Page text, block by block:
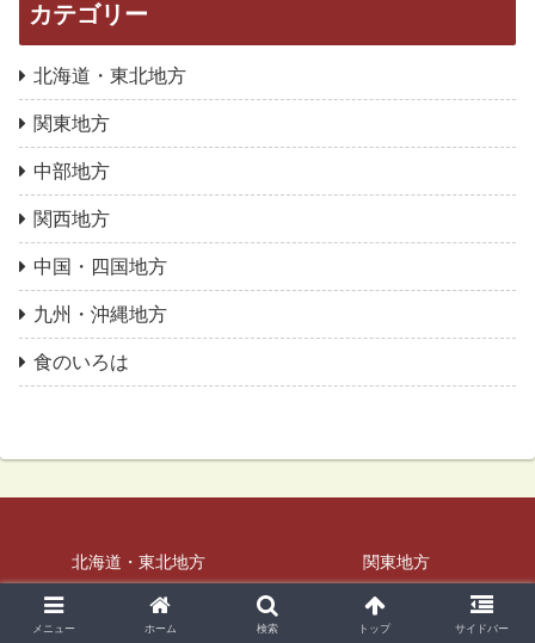
カテゴリー
北海道・東北地方
関東地方
中部地方
関西地方
中国・四国地方
九州・沖縄地方
食のいろは
北海道・東北地方
関東地方
中部地方
関西地方
中国・四国地方
九州・沖縄地方
メニュー ホーム 検索 トップ サイドバー